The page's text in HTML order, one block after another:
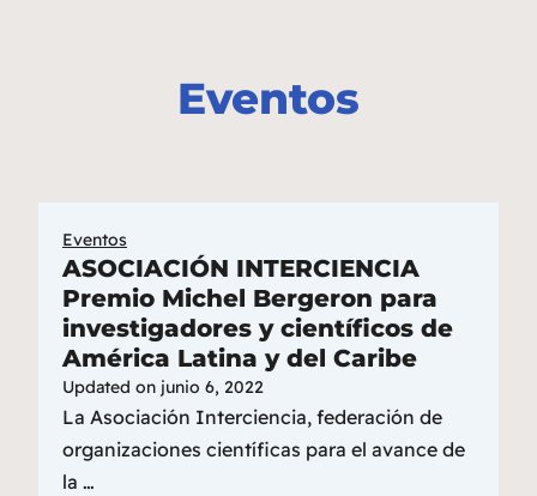
Eventos
Eventos
ASOCIACIÓN INTERCIENCIA
Premio Michel Bergeron para
investigadores y científicos de
América Latina y del Caribe
Updated on junio 6, 2022
La Asociación Interciencia, federación de
organizaciones científicas para el avance de
la …